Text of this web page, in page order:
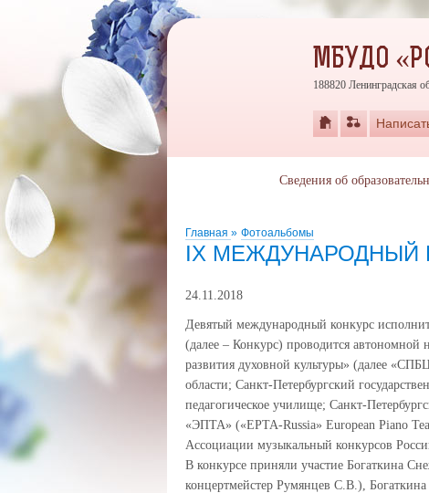
Главная » Фотоальбомы
IX МЕЖДУНАРОДНЫЙ
24.11.2018
Девятый международный конкурс
(далее – Конкурс) проводится автономной
развития духовной культуры» (далее
области; Санкт-Петербургский
педагогическое училище; Санкт-
«ЭПТА» («EPTA-Russia» European Piano
Ассоциации музыкальный конкурсов
В конкурсе приняли участие Богаткина
концертмейстер Румянцев С.В.),
МБУДО
188820 Ленинградская
Сведения об